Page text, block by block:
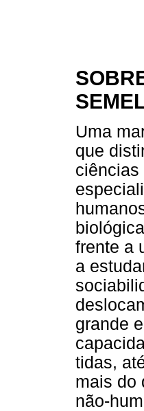
Uma
que
ciências
frente a
a
grande
tidas,
mais do
não-